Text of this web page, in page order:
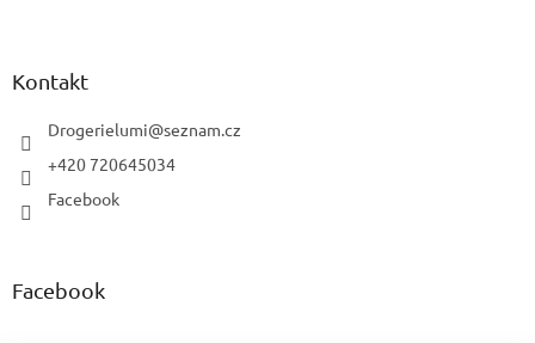
Kontakt
Drogerielumi@seznam.cz
+420 720645034
Facebook
Facebook